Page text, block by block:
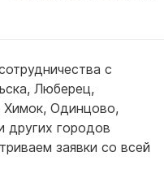
с
, Люберец,
Химок, Одинцово,
других городов
заявки со всей